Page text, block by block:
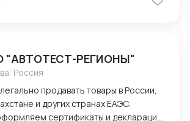
"АВТОТЕСТ-РЕГИОНЫ"
Россия
и других странах ЕАЭС.
сертификаты и декларации